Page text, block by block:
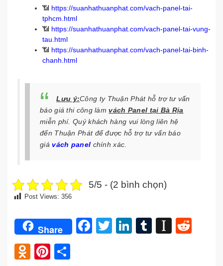
📶 https://suanhathuanphat.com/vach-panel-tai-
tphcm.html
📶 https://suanhathuanphat.com/vach-panel-tai-vung-
tau.html
📶 https://suanhathuanphat.com/vach-panel-tai-binh-
chanh.html
Lưu ý:Công ty Thuận Phát hỗ trợ tư vấn
báo giá thi cônglàmvách Panel tại Bà Rịa
miễn phí. Quý khách hàng vui lòng liên hệ
đến Thuận Phátđể được hỗ trợ tư vấn báo
giávách panel chính xác.
5/5 - (2 bình chọn)
Post Views: 356
Share Facebook
TwitterLinkedIn
Tumblr
Odnoklassniki
Pinterest